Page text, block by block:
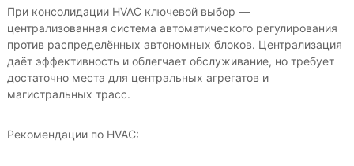
При консолидации HVAC ключевой выбор —
централизованная система автоматического регулирования
против распределённых автономных блоков. Централизация
даёт эффективность и облегчает обслуживание, но требует
достаточно места для центральных агрегатов и
магистральных трасс.
Рекомендации по HVAC: